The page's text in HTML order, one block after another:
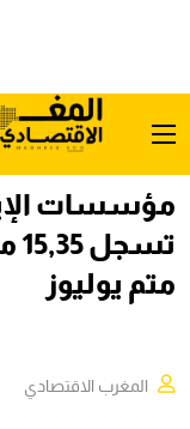
مؤسسات
متم يوليوز
المغرب الاقتصادي